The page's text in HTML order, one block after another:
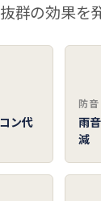
群の効果を
ン代
防
雨
減